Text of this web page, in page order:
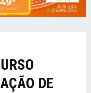
DE